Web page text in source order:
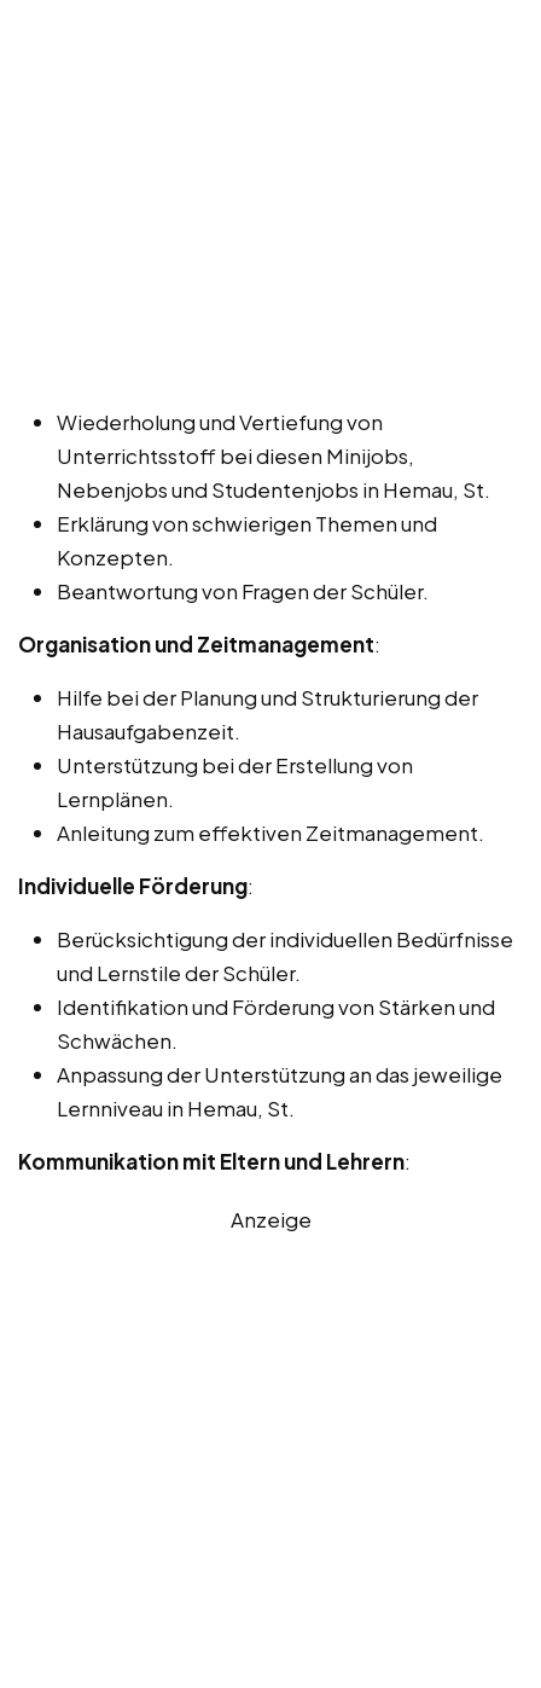
Wiederholung und Vertiefung von
Unterrichtsstoff bei diesen Minijobs,
Nebenjobs und Studentenjobs in Hemau, St.
Erklärung von schwierigen Themen und
Konzepten.
Beantwortung von Fragen der Schüler.
Organisation und Zeitmanagement:
Hilfe bei der Planung und Strukturierung der
Hausaufgabenzeit.
Unterstützung bei der Erstellung von
Lernplänen.
Anleitung zum effektiven Zeitmanagement.
Individuelle Förderung:
Berücksichtigung der individuellen Bedürfnisse
und Lernstile der Schüler.
Identifikation und Förderung von Stärken und
Schwächen.
Anpassung der Unterstützung an das jeweilige
Lernniveau in Hemau, St.
Kommunikation mit Eltern und Lehrern:
Anzeige